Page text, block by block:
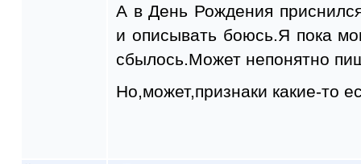
А в День Рождения
и описывать боюсь.Я пока
сбылось.Может непонятно
Но,может,признаки какие-то